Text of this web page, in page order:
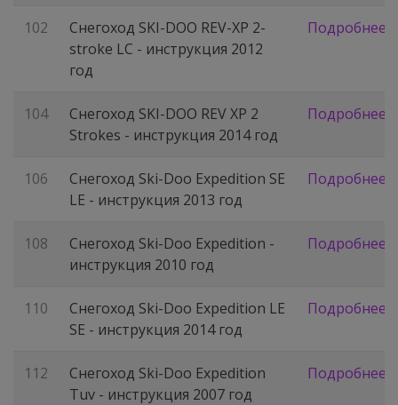
102
Снегоход SKI-DOO REV-XP 2-
stroke LC - инструкция 2012
год
Подробнее
104
Снегоход SKI-DOO REV XP 2
Strokes - инструкция 2014 год
Подробнее
106
Снегоход Ski-Doo Expedition SE
LE - инструкция 2013 год
Подробнее
108
Снегоход Ski-Doo Expedition -
инструкция 2010 год
Подробнее
110
Снегоход Ski-Doo Expedition LE
SE - инструкция 2014 год
Подробнее
112
Снегоход Ski-Doo Expedition
Tuv - инструкция 2007 год
Подробнее